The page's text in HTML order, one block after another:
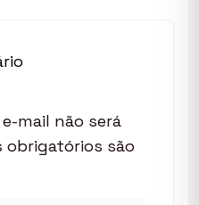
mail não será
obrigatórios são